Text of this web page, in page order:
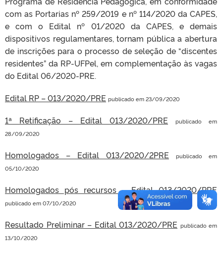
com as Portarias nº 259/2019 e nº 114/2020 da CAPES,
e com o Edital nº 01/2020 da CAPES, e demais
dispositivos regulamentares, tornam pública a abertura
de inscrições para o processo de seleção de “discentes
residentes” da RP-UFPel, em complementação às vagas
do Edital 06/2020-PRE.
Edital RP – 013/2020/PRE publicado em 23/09/2020
1ª Retificação – Edital 013/2020/PRE
publicado em
28/09/2020
Homologados – Edital 013/2020/2PRE
publicado em
05/10/2020
Homologados pós recursos – Edital 013/2020/PRE
publicado em 07/10/2020
Resultado Preliminar – Edital 013/2020/PRE publicado em
13/10/2020